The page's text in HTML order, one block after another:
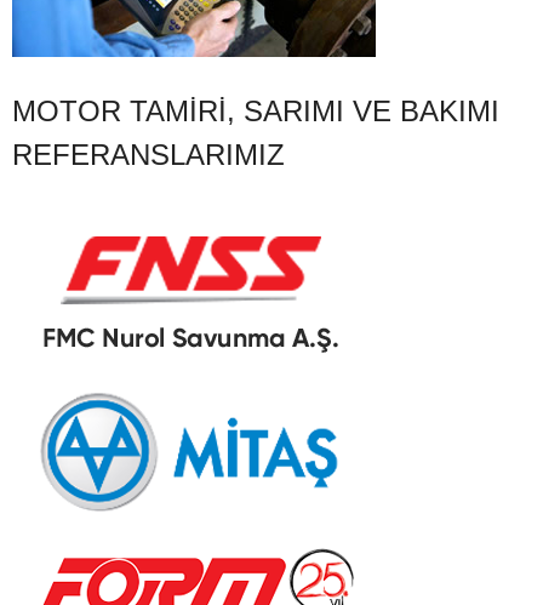
MOTOR TAMIRI, SARIMI VE BAKIMI
REFERANSLARIMIZ